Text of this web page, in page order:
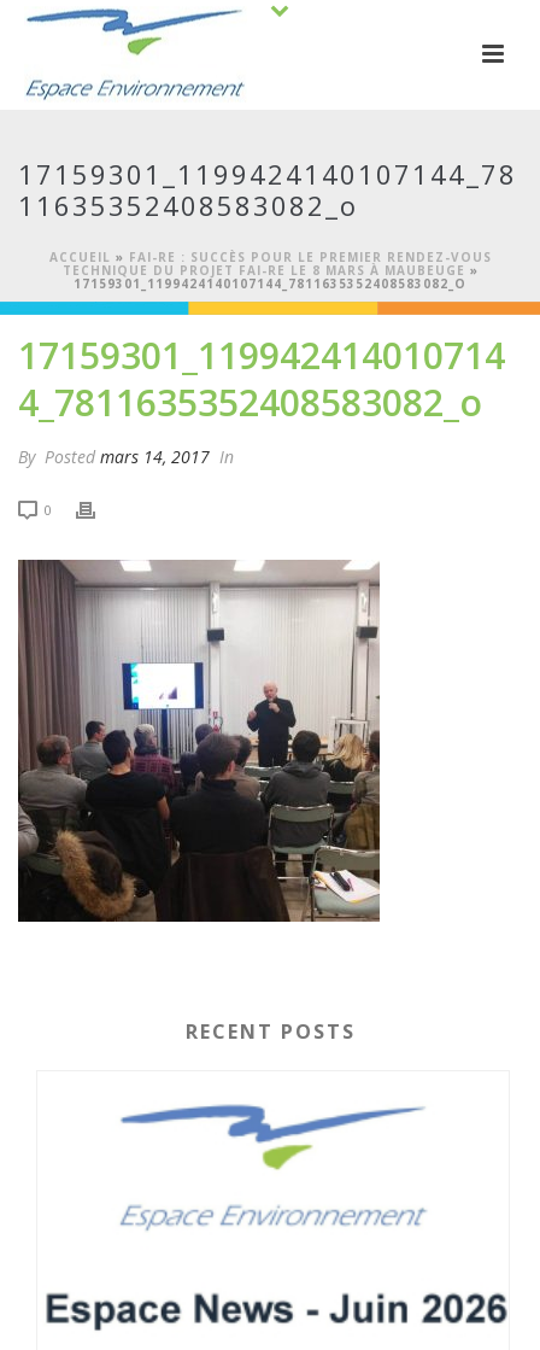
17159301_1199424140107144_78
11635352408583082_o
ACCUEIL » FAI-RE : SUCCÈS POUR LE PREMIER RENDEZ-VOUS
TECHNIQUE DU PROJET FAI-RE LE 8 MARS À MAUBEUGE »
17159301_1199424140107144_7811635352408583082_O
17159301_119942414010714
4_7811635352408583082_o
By Posted mars 14, 2017 In
0
RECENT POSTS